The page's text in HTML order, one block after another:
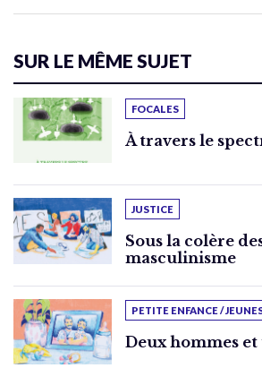
SUR LE MÊME SUJET
FOCALES
À travers le
JUSTICE
Sous la colère
masculinisme
PETITE ENFANCE /
Deux hommes